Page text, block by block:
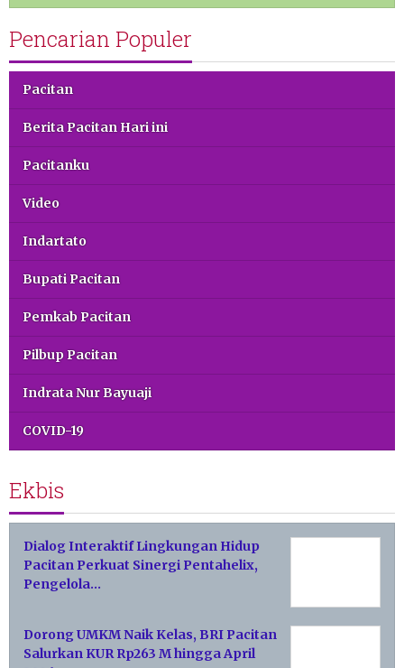
Pencarian Populer
Pacitan
Berita Pacitan Hari ini
Pacitanku
Video
Indartato
Bupati Pacitan
Pemkab Pacitan
Pilbup Pacitan
Indrata Nur Bayuaji
COVID-19
Ekbis
Dialog Interaktif Lingkungan Hidup
Pacitan Perkuat Sinergi Pentahelix,
Pengelola…
Dorong UMKM Naik Kelas, BRI Pacitan
Salurkan KUR Rp263 M hingga April